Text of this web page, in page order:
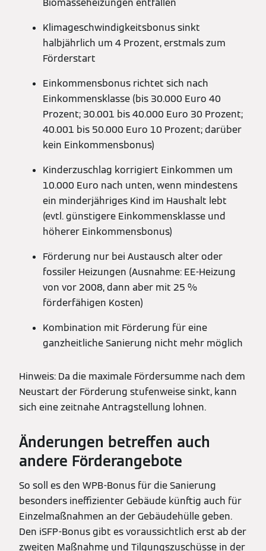
Biomasseheizungen entfallen
Klimageschwindigkeitsbonus sinkt
halbjährlich um 4 Prozent, erstmals zum
Förderstart
Einkommensbonus richtet sich nach
Einkommensklasse (bis 30.000 Euro 40
Prozent; 30.001 bis 40.000 Euro 30 Prozent;
40.001 bis 50.000 Euro 10 Prozent; darüber
kein Einkommensbonus)
Kinderzuschlag korrigiert Einkommen um
10.000 Euro nach unten, wenn mindestens
ein minderjähriges Kind im Haushalt lebt
(evtl. günstigere Einkommensklasse und
höherer Einkommensbonus)
Förderung nur bei Austausch alter oder
fossiler Heizungen (Ausnahme: EE-Heizung
von vor 2008, dann aber mit 25 %
förderfähigen Kosten)
Kombination mit Förderung für eine
ganzheitliche Sanierung nicht mehr möglich
Hinweis: Da die maximale Fördersumme nach dem
Neustart der Förderung stufenweise sinkt, kann
sich eine zeitnahe Antragstellung lohnen.
Änderungen betreffen auch
andere Förderangebote
So soll es den WPB-Bonus für die Sanierung
besonders ineffizienter Gebäude künftig auch für
Einzelmaßnahmen an der Gebäudehülle geben.
Den iSFP-Bonus gibt es voraussichtlich erst ab der
zweiten Maßnahme und Tilgungszuschüsse in der